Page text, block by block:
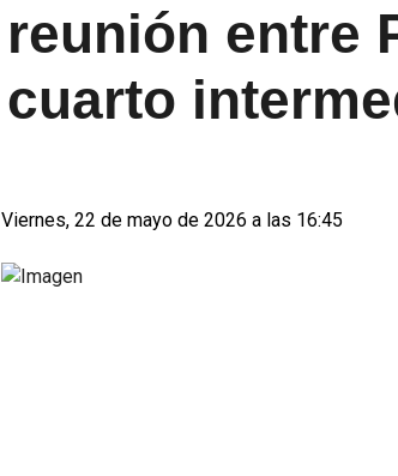
reunión entre
cuarto
Viernes, 22 de mayo de 2026 a las 16:45